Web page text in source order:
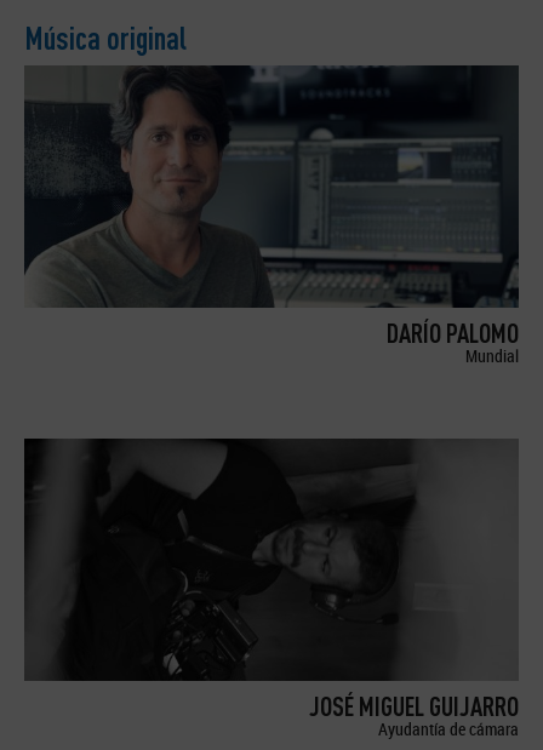
Música original
DARÍO PALOMO
Mundial
JOSÉ MIGUEL GUIJARRO
Ayudantía de cámara